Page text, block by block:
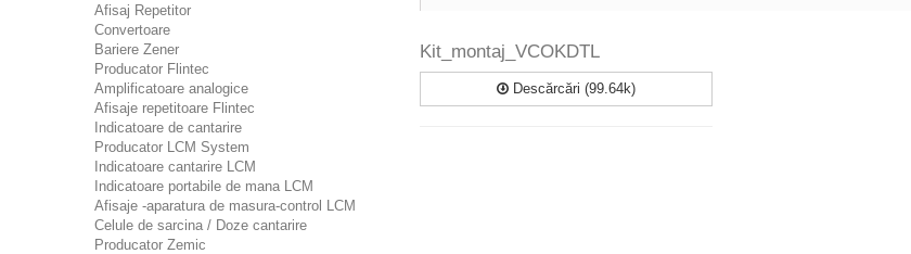
Afisaj Repetitor
Convertoare
Bariere Zener
Producator Flintec
Amplificatoare analogice
Afisaje repetitoare Flintec
Indicatoare de cantarire
Producator LCM System
Indicatoare cantarire LCM
Indicatoare portabile de mana LCM
Afisaje -aparatura de masura-control LCM
Celule de sarcina / Doze cantarire
Producator Zemic
Kit_montaj_VCOKDTL
Descărcări (99.64k)